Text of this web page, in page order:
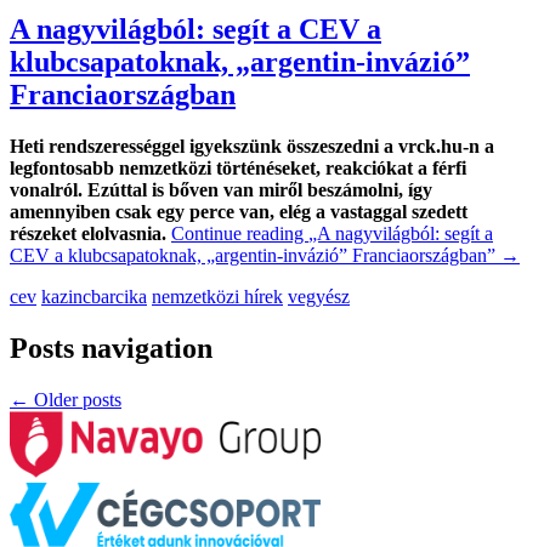
A nagyvilágból: segít a CEV a
klubcsapatoknak, „argentin-invázió”
Franciaországban
Heti rendszerességgel igyekszünk összeszedni a vrck.hu-n a
legfontosabb nemzetközi történéseket, reakciókat a férfi
vonalról. Ezúttal is bőven van miről beszámolni, így
amennyiben csak egy perce van, elég a vastaggal szedett
részeket elolvasnia. Continue reading „A nagyvilágból: segít a
CEV a klubcsapatoknak, „argentin-invázió” Franciaországban” →
cev kazincbarcika nemzetközi hírek vegyész
Posts navigation
← Older posts